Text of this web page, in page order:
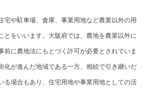
宅や駐車場、倉庫、事業用地など農業以外の用
とをいいます。大阪府では、農地を農業以外に
前に農地法にもとづく許可が必要とされていま
化が進んだ地域である一方、相続で引き継いだ
る場合もあり、住宅用地や事業用地としての活